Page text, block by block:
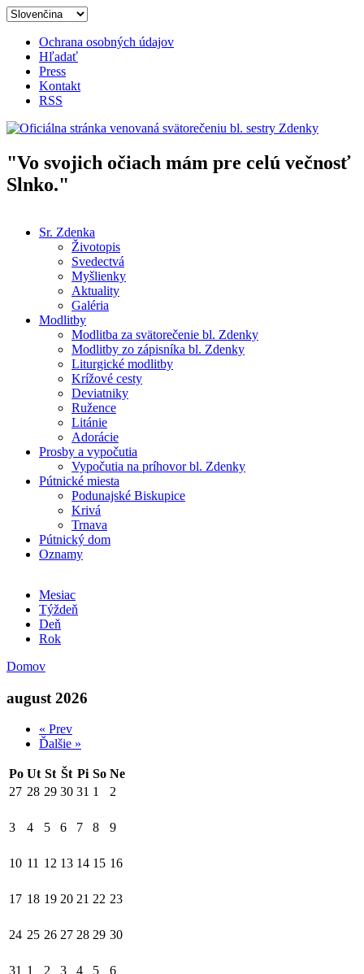
Skočiť na hlavný obsah
Ochrana osobných údajov
Hľadať
Press
Kontakt
RSS
Oficiálna stránka venovaná
"Vo svojich očiach mám pre celú večnosť
Slnko."
Hlavné menu
Sr. Zdenka
Životopis
Svedectvá
Myšlienky
Aktuality
Galéria
Modlitby
Modlitba za svätorečenie bl. Zdenky
Modlitby zo zápisníka bl. Zdenky
Liturgické modlitby
Krížové cesty
Deviatniky
Ružence
Litánie
Adorácie
Prosby a vypočutia
Vypočutia na príhovor bl. Zdenky
Pútnické miesta
Podunajské Biskupice
Krivá
Trnava
Pútnický dom
Oznamy
Mesiac
Týždeň
Deň
Rok
Domov
august 2026
« Prev
Ďalšie »
Po Ut St Št Pi So Ne
27 28 29 30 31 1 2
3 4 5 6 7 8 9
10 11 12 13 14 15 16
17 18 19 20 21 22 23
24 25 26 27 28 29 30
31 1 2 3 4 5 6